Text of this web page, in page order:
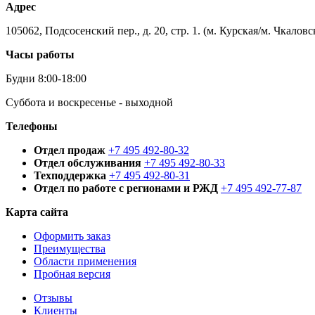
Адрес
105062, Подсосенский пер., д. 20, стр. 1. (м. Курская/м.
Часы работы
Будни 8:00-18:00
Суббота и воскресенье - выходной
Телефоны
Отдел продаж +7 495 492-80-32
Отдел обслуживания +7 495 492-80-33
Техподдержка +7 495 492-80-31
Отдел по работе с регионами и РЖД +7 495 492-77-87
Карта сайта
Оформить заказ
Преимущества
Области применения
Пробная версия
Отзывы
Клиенты